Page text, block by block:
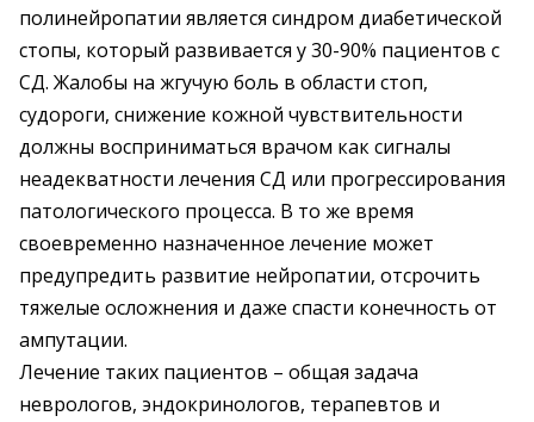
полинейропатии является синдром диабетической
стопы, который развивается у 30-90% пациентов с
СД. Жалобы на жгучую боль в области стоп,
судороги, снижение кожной чувствительности
должны восприниматься врачом как сигналы
неадекватности лечения СД или прогрессирования
патологического процесса. В то же время
своевременно назначенное лечение может
предупредить развитие нейропатии, отсрочить
тяжелые осложнения и даже спасти конечность от
ампутации.
Лечение таких пациентов – общая задача
неврологов, эндокринологов, терапевтов и